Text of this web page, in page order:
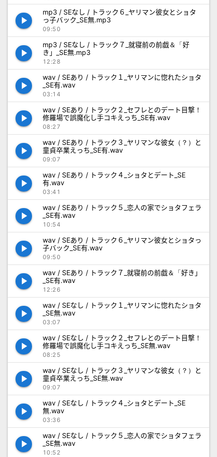
play_arrow
mp3 / SEなし / トラック６_ヤリマン彼女とショタ
っ子バック_SE無.mp3
09:50
play_arrow
mp3 / SEなし / トラック７_就寝前の前戯＆「好
き」_SE無.mp3
12:28
play_arrow
wav / SEあり / トラック１_ヤリマンに惚れたショタ
_SE有.wav
03:14
play_arrow
wav / SEあり / トラック２_セフレとのデート目撃！
修羅場で誤魔化し手コキえっち_SE有.wav
08:27
play_arrow
wav / SEあり / トラック３_ヤリマンな彼女（？）と
童貞卒業えっち_SE有.wav
09:07
play_arrow
wav / SEあり / トラック４_ショタとデート_SE
有.wav
03:41
play_arrow
wav / SEあり / トラック５_恋人の家でショタフェラ
_SE有.wav
10:54
play_arrow
wav / SEあり / トラック６_ヤリマン彼女とショタっ
子バック_SE有.wav
09:50
play_arrow
wav / SEあり / トラック７_就寝前の前戯＆「好き」
_SE有.wav
12:26
play_arrow
wav / SEなし / トラック１_ヤリマンに惚れたショタ
_SE無.wav
03:07
play_arrow
wav / SEなし / トラック２_セフレとのデート目撃！
修羅場で誤魔化し手コキえっち_SE無.wav
08:25
play_arrow
wav / SEなし / トラック３_ヤリマンな彼女（？）と
童貞卒業えっち_SE無.wav
09:07
play_arrow
wav / SEなし / トラック４_ショタとデート_SE
無.wav
03:36
play_arrow
wav / SEなし / トラック５_恋人の家でショタフェラ
_SE無.wav
10:52